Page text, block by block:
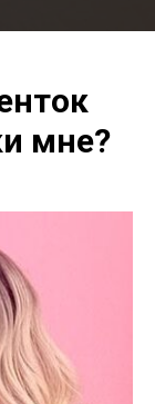
мне?